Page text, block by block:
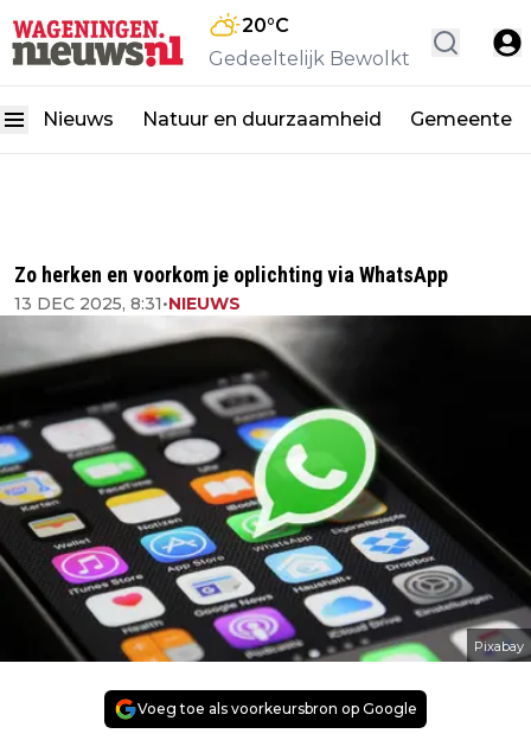
20°C
Gedeeltelijk Bewolkt
Nieuws Natuur en duurzaamheid Gemeente
Zo herken en voorkom je oplichting via WhatsApp
13 DEC 2025, 8:31•NIEUWS
Pixabay
Voeg toe als voorkeursbron op Google